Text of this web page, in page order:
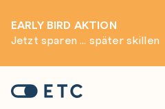
EARLY BIRD AKTION
Jetzt sparen ... später skillen
Startseite: ETC
Netzwerk Netzwerk Scripting